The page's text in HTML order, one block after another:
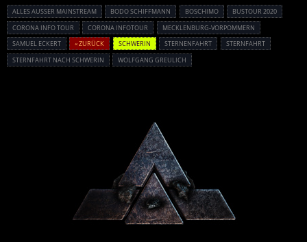
ALLES AUSSER MAINSTREAM BODO SCHIFFMANN BOSCHIMO
BUSTOUR 2020
CORONA INFO TOUR
CORONA INFOTOUR
MECKLENBURG-VORPOMMERN
SAMUEL ECKERT
« ZURÜCK SCHWERIN STERNENFAHRT
STERNFAHRT
STERNFAHRT NACH SCHWERIN
WOLFGANG GREULICH
Powered By :